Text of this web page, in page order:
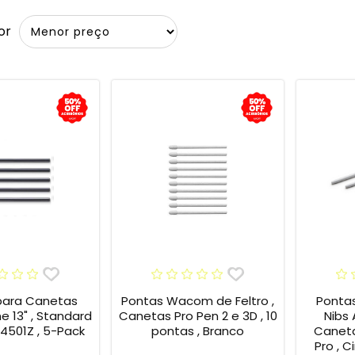
Canetas
13" , Standard
, 5-Pack
Pontas Wacom de Feltro ,
Canetas Pro Pen 2 e 3D , 10
pontas , Branco
Nibs
Pro ,